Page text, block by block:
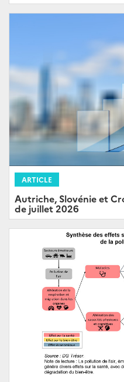
ARTICLE
Autriche, Slovénie et
de juillet 2026